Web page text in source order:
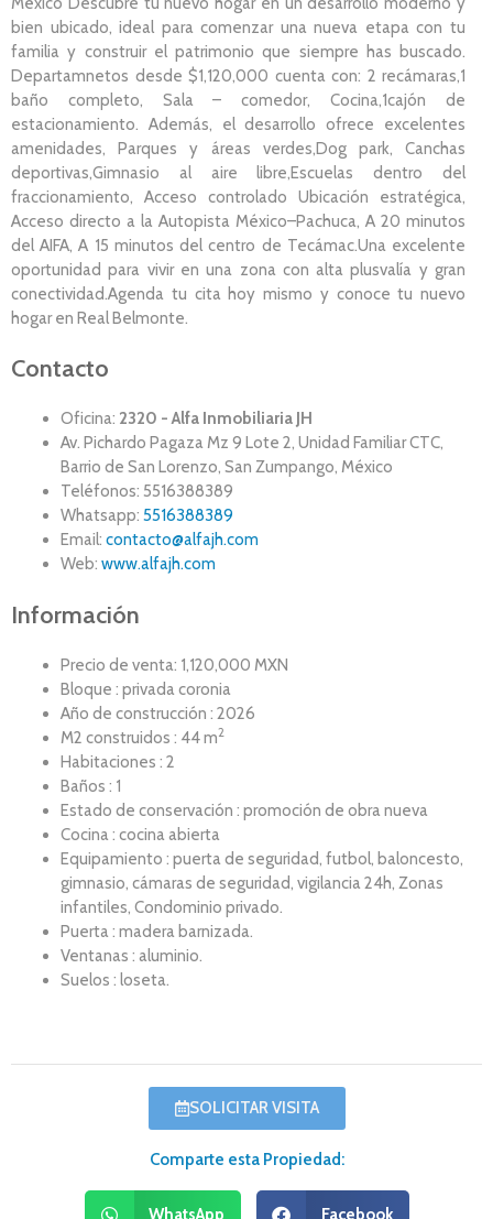
bien ubicado, ideal para comenzar una nueva etapa con tu
familia y construir el patrimonio que siempre has buscado.
Departamnetos desde $1,120,000 cuenta con: 2 recámaras,1
baño completo, Sala – comedor, Cocina,1cajón de
estacionamiento. Además, el desarrollo ofrece excelentes
amenidades, Parques y áreas verdes,Dog park, Canchas
deportivas,Gimnasio al aire libre,Escuelas dentro del
fraccionamiento, Acceso controlado Ubicación estratégica,
Acceso directo a la Autopista México–Pachuca, A 20 minutos
del AIFA, A 15 minutos del centro de Tecámac.Una excelente
oportunidad para vivir en una zona con alta plusvalía y gran
conectividad.Agenda tu cita hoy mismo y conoce tu nuevo
hogar en Real Belmonte.
Contacto
Oficina: 2320 - Alfa Inmobiliaria JH
Av. Pichardo Pagaza Mz 9 Lote 2, Unidad Familiar CTC,
Barrio de San Lorenzo, San Zumpango, México
Teléfonos: 5516388389
Whatsapp: 5516388389
Email: contacto@alfajh.com
Web: www.alfajh.com
Información
Precio de venta: 1,120,000 MXN
Bloque : privada coronia
Año de construcción : 2026
M2 construidos : 44 m2
Habitaciones : 2
Baños : 1
Estado de conservación : promoción de obra nueva
Cocina : cocina abierta
Equipamiento : puerta de seguridad, futbol, baloncesto,
gimnasio, cámaras de seguridad, vigilancia 24h, Zonas
infantiles, Condominio privado.
Puerta : madera barnizada.
Ventanas : aluminio.
Suelos : loseta.
SOLICITAR VISITA
Comparte esta Propiedad:
WhatsApp Facebook